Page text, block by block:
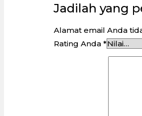
Jadilah yang
Alamat email Anda
Rating Anda*